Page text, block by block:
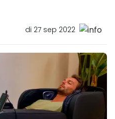
di 27 sep 2022